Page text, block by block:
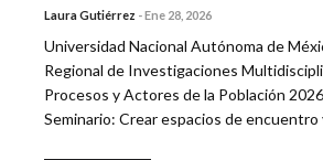
Laura Gutiérrez -Ene 28, 2026
Universidad Nacional Autónoma de
Regional de Investigaciones
Procesos y Actores de la Población
Seminario: Crear espacios de